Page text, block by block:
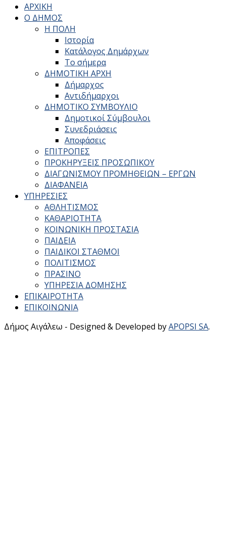
ΑΡΧΙΚΗ
Ο ΔΗΜΟΣ
Η ΠΟΛΗ
Ιστορία
Κατάλογος Δημάρχων
Το σήμερα
ΔΗΜΟΤΙΚΗ ΑΡΧΗ
Δήμαρχος
Αντιδήμαρχοι
ΔΗΜΟΤΙΚΟ ΣΥΜΒΟΥΛΙΟ
Δημοτικοί Σύμβουλοι
Συνεδριάσεις
Αποφάσεις
ΕΠΙΤΡΟΠΕΣ
ΠΡΟΚΗΡΥΞΕΙΣ ΠΡΟΣΩΠΙΚΟΥ
ΔΙΑΓΩΝΙΣΜΟΥ ΠΡΟΜΗΘΕΙΩΝ – ΕΡΓΩΝ
ΔΙΑΦΑΝΕΙΑ
ΥΠΗΡΕΣΙΕΣ
ΑΘΛΗΤΙΣΜΟΣ
ΚΑΘΑΡΙΟΤΗΤΑ
ΚΟΙΝΩΝΙΚΗ ΠΡΟΣΤΑΣΙΑ
ΠΑΙΔΕΙΑ
ΠΑΙΔΙΚΟΙ ΣΤΑΘΜΟΙ
ΠΟΛΙΤΙΣΜΟΣ
ΠΡΑΣΙΝΟ
ΥΠΗΡΕΣΙΑ ΔΟΜΗΣΗΣ
ΕΠΙΚΑΙΡΟΤΗΤΑ
ΕΠΙΚΟΙΝΩΝΙΑ
Δήμος Αιγάλεω - Designed & Developed byAPOPSI SA.